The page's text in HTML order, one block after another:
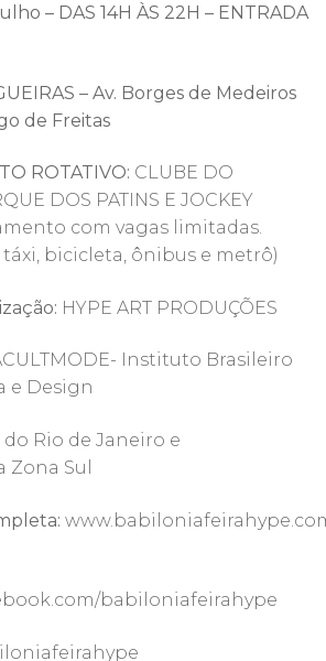
– DAS 14H ÀS 22H – ENTRADA
– Av. Borges de Medeiros
de Freitas
ROTATIVO: CLUBE DO
DOS PATINS E JOCKEY
com vagas limitadas.
táxi, bicicleta, ônibus e metrô)
HYPE ART PRODUÇÕES
Instituto Brasileiro
e Design
Rio de Janeiro e
Sul
babiloniafeirahype